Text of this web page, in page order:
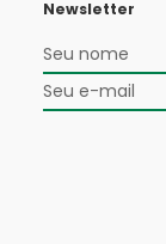
Newsletter